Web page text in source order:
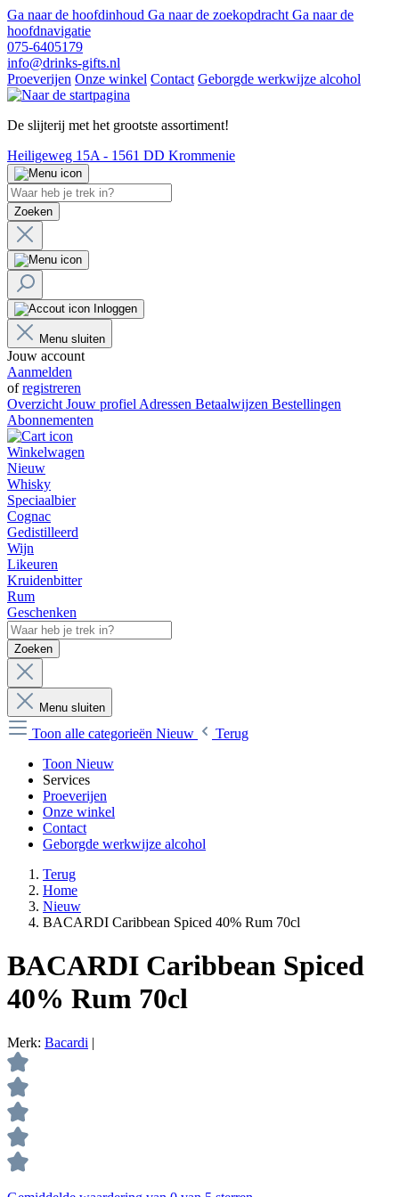
Ga naar de hoofdinhoud Ga naar de zoekopdracht Ga naar de
hoofdnavigatie
075-6405179
info@drinks-gifts.nl
Proeverijen Onze winkel Contact Geborgde werkwijze alcohol
De slijterij met het grootste assortiment!
Heiligeweg 15A - 1561 DD Krommenie
Zoeken
Inloggen
Menu sluiten
Jouw account
Aanmelden
ofregistreren
Overzicht Jouw profiel Adressen Betaalwijzen Bestellingen
Abonnementen
Winkelwagen
Nieuw
Whisky
Speciaalbier
Cognac
Gedistilleerd
Wijn
Likeuren
Kruidenbitter
Rum
Geschenken
Zoeken
Menu sluiten
Toon alle categorieën Nieuw
Terug
Toon Nieuw
Services
Proeverijen
Onze winkel
Contact
Geborgde werkwijze alcohol
Terug
Home
Nieuw
BACARDI Caribbean Spiced 40% Rum 70cl
BACARDI Caribbean Spiced
40% Rum 70cl
Merk: Bacardi |